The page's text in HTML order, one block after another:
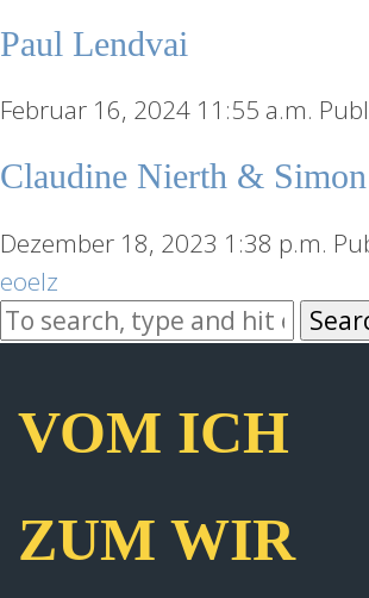
Paul Lendvai
Februar 16, 2024 11:55 a.m.
Claudine Nierth &
Dezember 18, 2023 1:38 p.m.
eoelz
VOM ICH
ZUM WIR